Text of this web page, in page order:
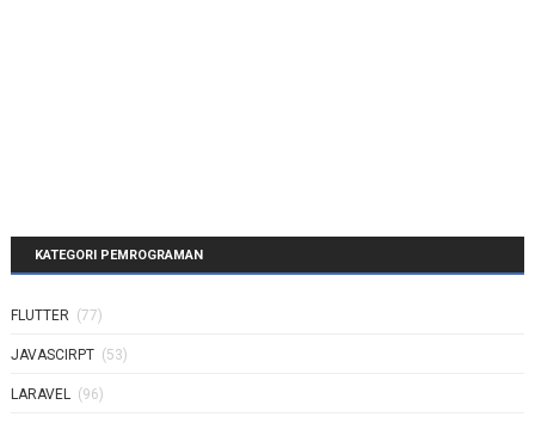
KATEGORI PEMROGRAMAN
FLUTTER (77)
JAVASCIRPT (53)
LARAVEL (96)